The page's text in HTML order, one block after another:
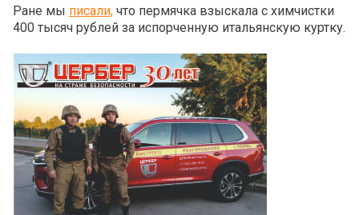
Ране мы писали, что пермячка взыскала с химчистки
400 тысяч рублей за испорченную итальянскую куртку.